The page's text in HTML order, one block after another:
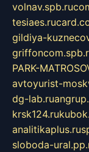
volnav.spb.ru
tesiaes.ru
gildiya-
PARK-
avtoyurist-
dg-lab.ru
krsk124.ru
analitikaplus.ru
sloboda-